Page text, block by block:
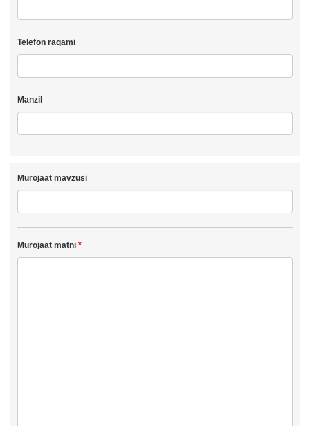
Telefon raqami
Manzil
Murojaat mavzusi
Murojaat matni